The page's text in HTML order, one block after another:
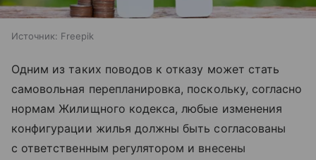
Источник: Freepik
Одним из таких поводов к отказу может стать
самовольная перепланировка, поскольку, согласно
нормам Жилищного кодекса, любые изменения
конфигурации жилья должны быть согласованы
с ответственным регулятором и внесены